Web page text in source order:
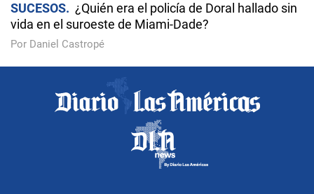
SUCESOS
¿Quién era el policía de Doral hallado sin
vida en el suroeste de Miami-Dade?
Por Daniel Castropé